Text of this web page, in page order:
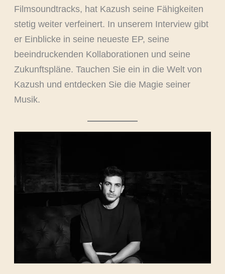
Filmsoundtracks, hat Kazush seine Fähigkeiten
stetig weiter verfeinert. In unserem Interview gibt
er Einblicke in seine neueste EP, seine
beeindruckenden Kollaborationen und seine
Zukunftspläne. Tauchen Sie ein in die Welt von
Kazush und entdecken Sie die Magie seiner
Musik.